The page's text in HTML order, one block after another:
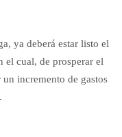
ya deberá estar listo el
el cual, de prosperar el
incremento de gastos